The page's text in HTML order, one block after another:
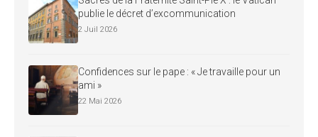
publie le décret d’excommunication
2 Juil 2026
Confidences sur le pape : « Je travaille pour un
ami »
22 Mai 2026